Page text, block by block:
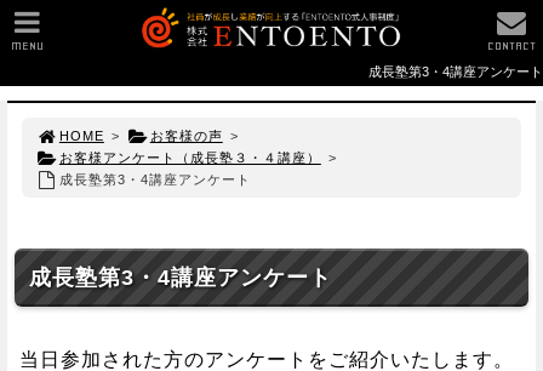
成長塾第3・4講座アンケート
HOME > お客様の声 >
お客様アンケート（成長塾３・４講座）
>
成長塾第3・4講座アンケート
成長塾第3・4講座アンケート
当日参加された方のアンケートをご紹介いたします。
MENU CONTACT